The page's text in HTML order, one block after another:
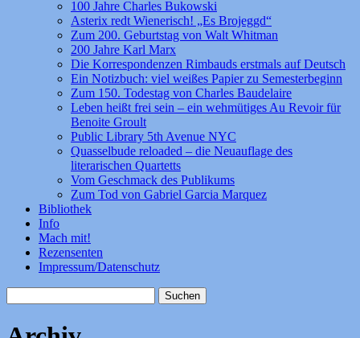
100 Jahre Charles Bukowski
Asterix redt Wienerisch! „Es Brojeggd“
Zum 200. Geburtstag von Walt Whitman
200 Jahre Karl Marx
Die Korrespondenzen Rimbauds erstmals auf Deutsch
Ein Notizbuch: viel weißes Papier zu Semesterbeginn
Zum 150. Todestag von Charles Baudelaire
Leben heißt frei sein – ein wehmütiges Au Revoir für
Benoite Groult
Public Library 5th Avenue NYC
Quasselbude reloaded – die Neuauflage des
literarischen Quartetts
Vom Geschmack des Publikums
Zum Tod von Gabriel Garcia Marquez
Bibliothek
Info
Mach mit!
Rezensenten
Impressum/Datenschutz
nach: